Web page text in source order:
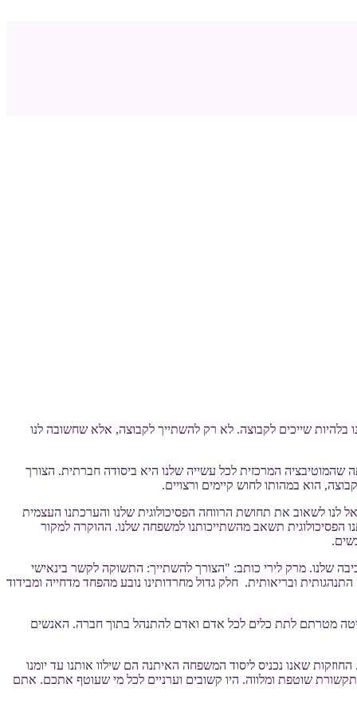
שייכים לקבוצה. לא רק להשתייך לקבוצה, אלא שחשובה לנו
המרכזית לכל עשייה שלנו היא ביסודה חברתית. הצורך
הוא במהותו לחוש קיימים ורצויים.
לנו לשאוב את תחושת הרווחה הפסיכולוגית שלנו והערכתנו העצמית
הפסיכולוגית תשאב מהשתייכותנו למשפחה שלנו. ההוקרה למקור
שלנו. מרק לירי כותב: "הצורך להשתייך: התשוקה לקשר בינאישי
ובריאותית. חלק גדול מחרדותינו נובע מהפחד מדחייה ומבידוד
מטרתם לתת כלים לכל אדם ואדם להתנהל בתוך חברה. האנשים
שאנו נכניס ליסוד המשפחה האיתנה הם שילוו אותנו עד יומנו
שוטפת ומלווה. היו קשובים וערניים לכל מי שעוטף אתכם. אתם